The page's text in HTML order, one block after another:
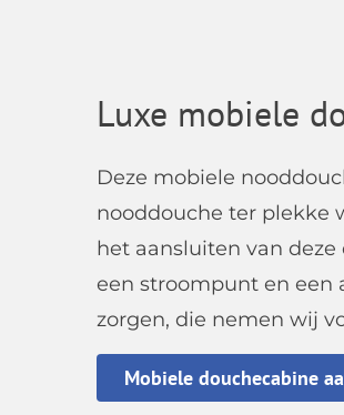
Luxe mobiele
Deze mobiele
nooddouche ter plekke
het aansluiten van
een stroompunt en een
zorgen, die nemen wij
Mobiele douchecabine